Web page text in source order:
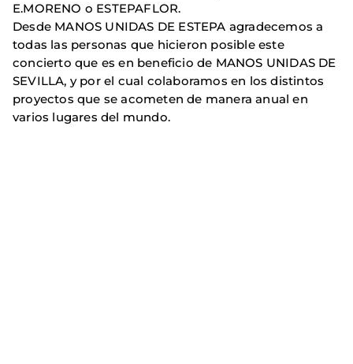
E.MORENO o ESTEPAFLOR.
Desde MANOS UNIDAS DE ESTEPA agradecemos a
todas las personas que hicieron posible este
concierto que es en beneficio de MANOS UNIDAS DE
SEVILLA, y por el cual colaboramos en los distintos
proyectos que se acometen de manera anual en
varios lugares del mundo.